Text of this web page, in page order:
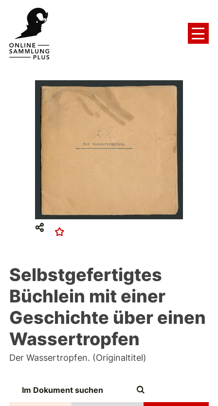
Selbstgefertigtes
Büchlein mit einer
Geschichte über einen
Wassertropfen
Der Wassertropfen. (Originaltitel)